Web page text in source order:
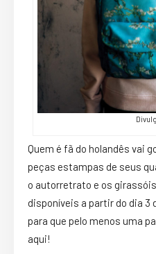
Quem é fã do holandês vai
peças estampas de seus
o autorretrato e os
disponíveis a partir do dia 3
para que pelo menos uma
aqui!